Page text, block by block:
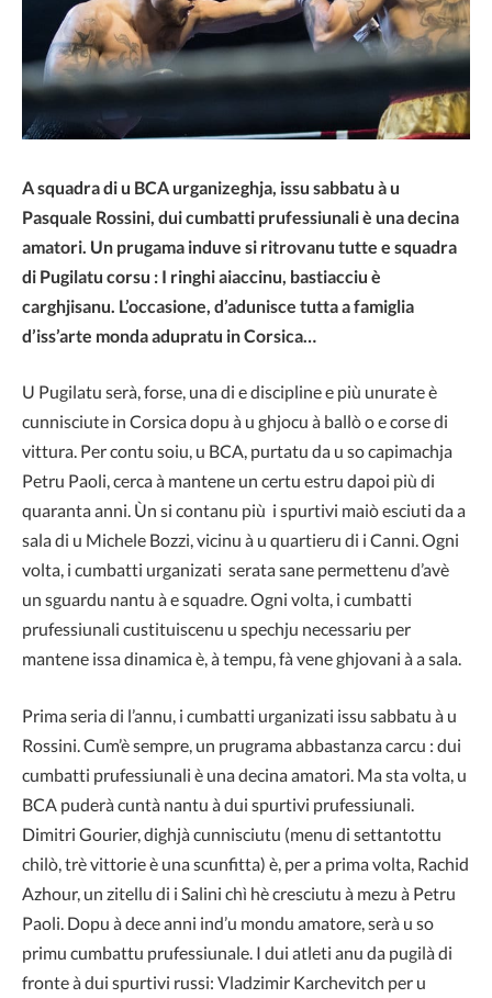
A squadra di u BCA urganizeghja, issu sabbatu à u
Pasquale Rossini, dui cumbatti prufessiunali è una decina
amatori. Un prugama induve si ritrovanu tutte e squadra
di Pugilatu corsu : I ringhi aiaccinu, bastiacciu è
carghjisanu. L’occasione, d’adunisce tutta a famiglia
d’iss’arte monda adupratu in Corsica…
U Pugilatu serà, forse, una di e discipline e più unurate è
cunnisciute in Corsica dopu à u ghjocu à ballò o e corse di
vittura. Per contu soiu, u BCA, purtatu da u so capimachja
Petru Paoli, cerca à mantene un certu estru dapoi più di
quaranta anni. Ùn si contanu più i spurtivi maiò esciuti da a
sala di u Michele Bozzi, vicinu à u quartieru di i Canni. Ogni
volta, i cumbatti urganizati serata sane permettenu d’avè
un sguardu nantu à e squadre. Ogni volta, i cumbatti
prufessiunali custituiscenu u spechju necessariu per
mantene issa dinamica è, à tempu, fà vene ghjovani à a sala.
Prima seria di l’annu, i cumbatti urganizati issu sabbatu à u
Rossini. Cum’è sempre, un prugrama abbastanza carcu : dui
cumbatti prufessiunali è una decina amatori. Ma sta volta, u
BCA puderà cuntà nantu à dui spurtivi prufessiunali.
Dimitri Gourier, dighjà cunnisciutu (menu di settantottu
chilò, trè vittorie è una scunfitta) è, per a prima volta, Rachid
Azhour, un zitellu di i Salini chì hè cresciutu à mezu à Petru
Paoli. Dopu à dece anni ind’u mondu amatore, serà u so
primu cumbattu prufessiunale. I dui atleti anu da pugilà di
fronte à dui spurtivi russi: Vladzimir Karchevitch per u